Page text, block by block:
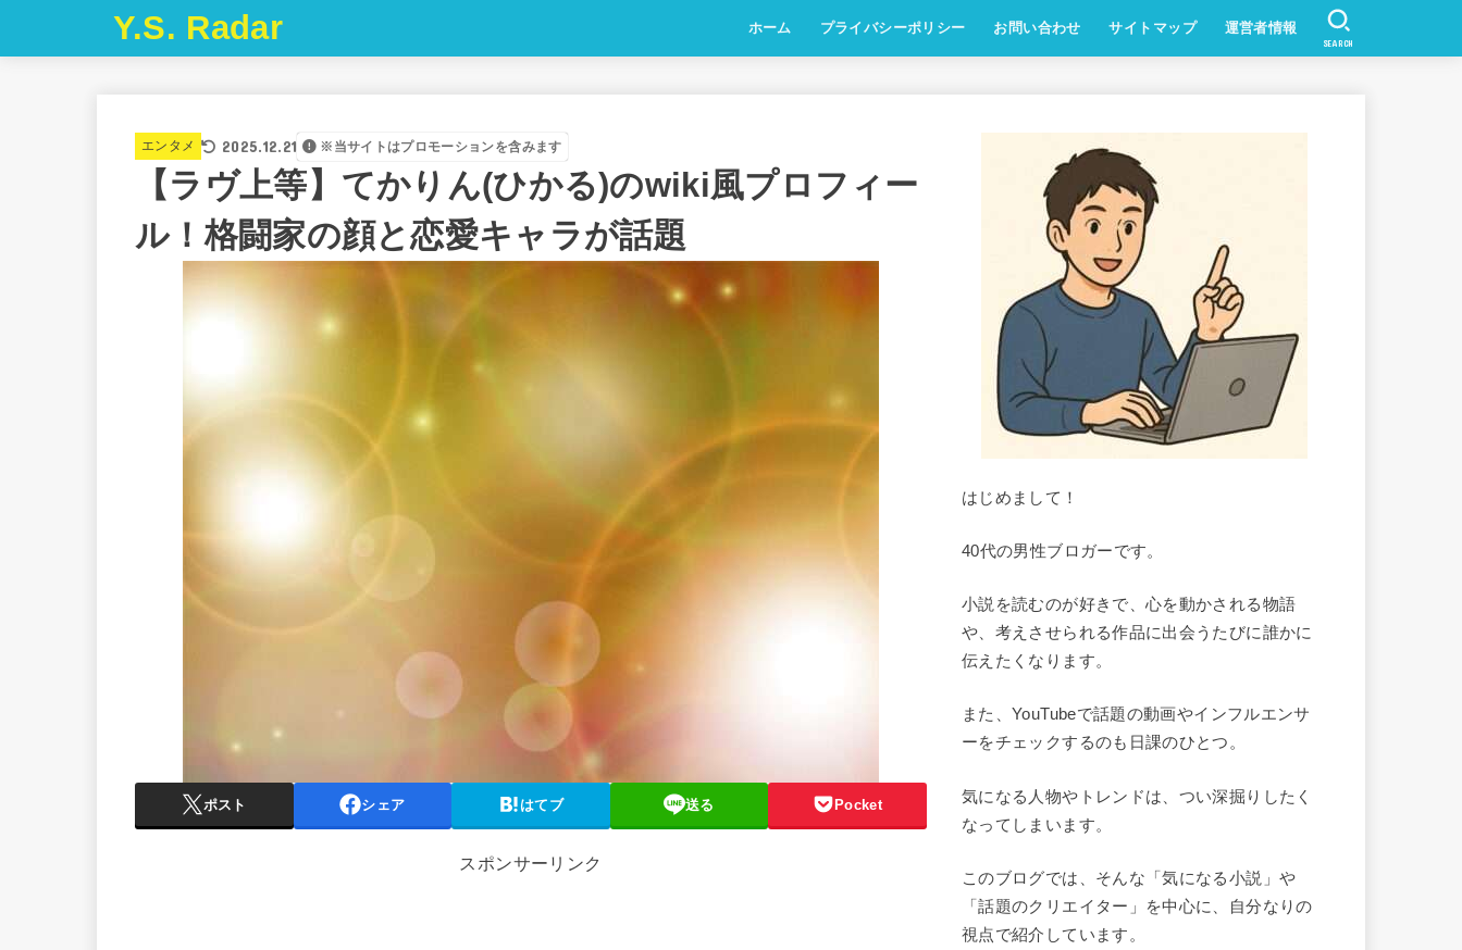
Y.S. Radar ホーム プライバシーポリシー お問い合わせ サイトマップ 運営者情報
SEARCH
エンタメ 2025.12.21 ※当サイトはプロモーションを含みます
【ラヴ上等】てかりん(ひかる)のwiki風プロフィー
ル！格闘家の顔と恋愛キャラが話題
ポスト シェア はてブ 送る Pocket
スポンサーリンク
はじめまして！
40代の男性ブロガーです。
小説を読むのが好きで、心を動かされる物語
や、考えさせられる作品に出会うたびに誰かに
伝えたくなります。
また、YouTubeで話題の動画やインフルエンサ
ーをチェックするのも日課のひとつ。
気になる人物やトレンドは、つい深掘りしたく
なってしまいます。
このブログでは、そんな「気になる小説」や
「話題のクリエイター」を中心に、自分なりの
視点で紹介しています。